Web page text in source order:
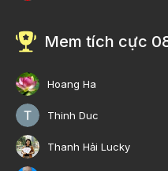
Mem tích cực
Hoang Ha
Thinh Duc
Thanh Hải Lucky